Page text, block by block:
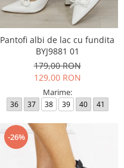
Pantofi albi de lac cu fundita
BYJ9881 01
179,00 RON
129,00 RON
Marime:
36 37 38 39 40 41
-26%